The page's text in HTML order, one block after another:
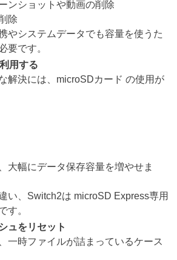
ンショットや動画の削除
除
やシステムデータでも容量を使うた
要です。
用する
解決には、microSDカード の使用が
大幅にデータ保存容量を増やせま
い、Switch2は microSD Express専用
す。
ュをリセット
一時ファイルが詰まっているケース